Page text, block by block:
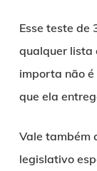
Esse teste de
qualquer lista
importa não
que ela
Vale também
legislativo